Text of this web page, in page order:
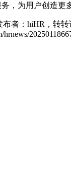
，为用户创造更
者：hiHR，转转